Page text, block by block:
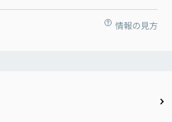
情報の見方